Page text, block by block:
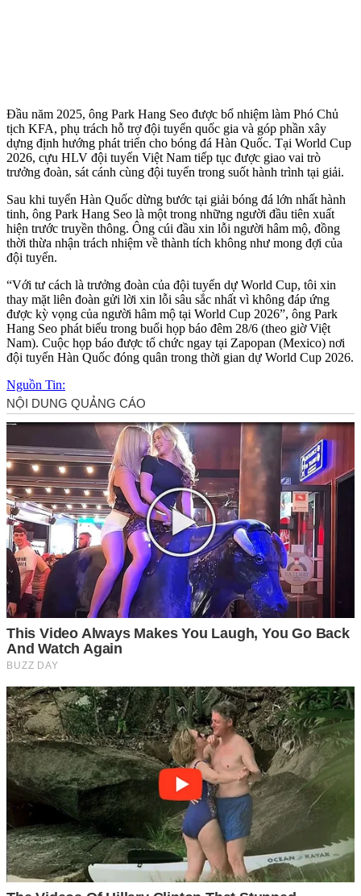
Đầu năm 2025, ông Park Hang Seo được bổ nhiệm làm Phó Chủ
tịch KFA, phụ trách hỗ trợ đội tuyển quốc gia và góp phần xây
dựng định hướng phát triển cho bóng đá Hàn Quốc. Tại World Cup
2026, cựu HLV đội tuyển Việt Nam tiếp tục được giao vai trò
trưởng đoàn, sát cánh cùng đội tuyển trong suốt hành trình tại giải.
Sau khi tuyển Hàn Quốc dừng bước tại giải bóng đá lớn nhất hành
tinh, ông Park Hang Seo là một trong những người đầu tiên xuất
hiện trước truyền thông. Ông cúi đầu xin lỗi người hâm mộ, đồng
thời thừa nhận trách nhiệm về thành tích không như mong đợi của
đội tuyển.
“Với tư cách là trưởng đoàn của đội tuyển dự World Cup, tôi xin
thay mặt liên đoàn gửi lời xin lỗi sâu sắc nhất vì không đáp ứng
được kỳ vọng của người hâm mộ tại World Cup 2026”, ông Park
Hang Seo phát biểu trong buổi họp báo đêm 28/6 (theo giờ Việt
Nam). Cuộc họp báo được tổ chức ngay tại Zapopan (Mexico) nơi
đội tuyển Hàn Quốc đóng quân trong thời gian dự World Cup 2026.
Nguồn Tin: